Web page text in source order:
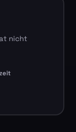
nicht